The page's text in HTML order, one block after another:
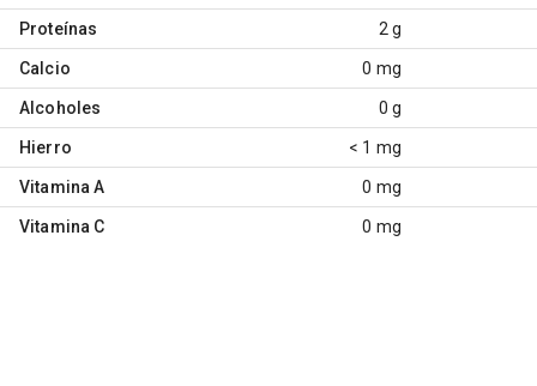
Proteínas 2 g
Calcio 0 mg
Alcoholes 0 g
Hierro < 1 mg
Vitamina A 0 mg
Vitamina C 0 mg